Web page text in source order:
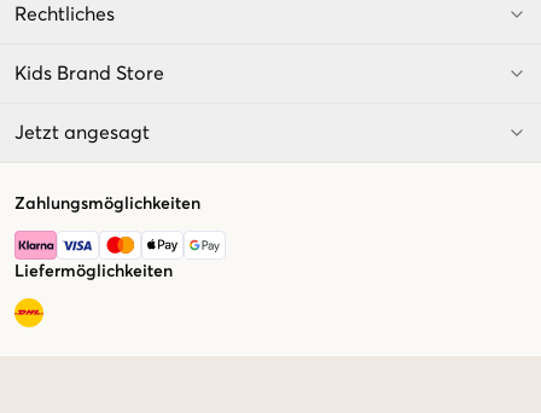
Rechtliches
Kids Brand Store
Jetzt angesagt
Zahlungsmöglichkeiten
Liefermöglichkeiten